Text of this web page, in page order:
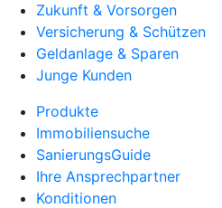
Zukunft & Vorsorgen
Versicherung & Schützen
Geldanlage & Sparen
Junge Kunden
Produkte
Immobiliensuche
SanierungsGuide
Ihre Ansprechpartner
Konditionen